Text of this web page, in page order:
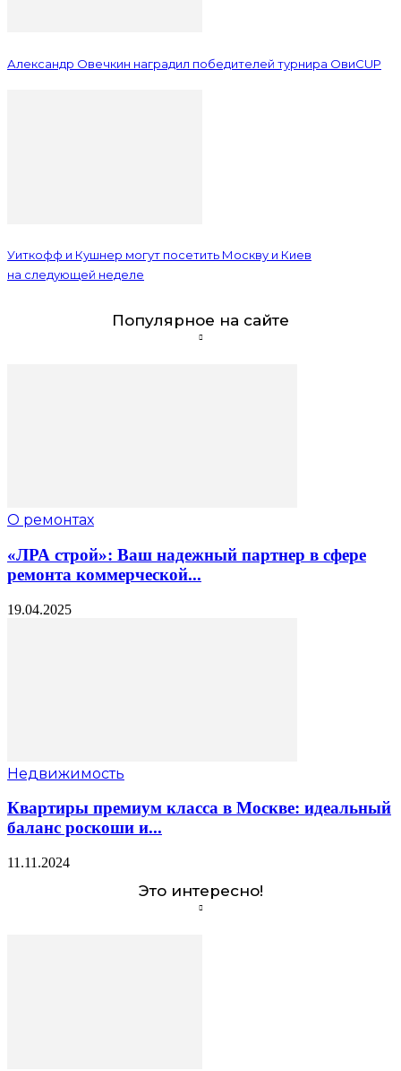
Александр Овечкин наградил победителей турнира ОвиCUP
Уиткофф и Кушнер могут посетить Москву и Киев
на следующей неделе
Популярное на сайте
О ремонтах
«ЛРА строй»: Ваш надежный партнер в сфере
ремонта коммерческой...
19.04.2025
Недвижимость
Квартиры премиум класса в Москве: идеальный
баланс роскоши и...
11.11.2024
Это интересно!